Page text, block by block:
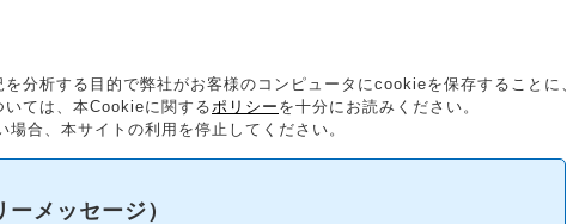
分析する目的で弊社がお客様のコンピュータにcookieを保存することに
ては、本Cookieに関するポリシー を十分にお読みください。
合、本サイトの利用を停止してください。
メッセージ）